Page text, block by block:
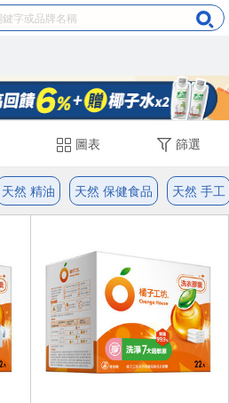
圖表 篩選
天然 精油 天然 保健食品 天然 手工